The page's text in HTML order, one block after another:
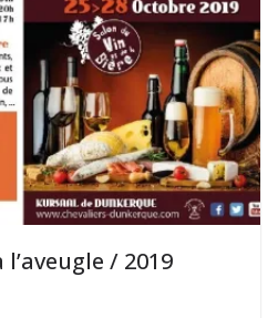
/ 2019